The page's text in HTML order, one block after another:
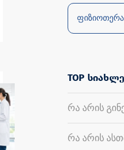
TOP
რა არის
რა არის